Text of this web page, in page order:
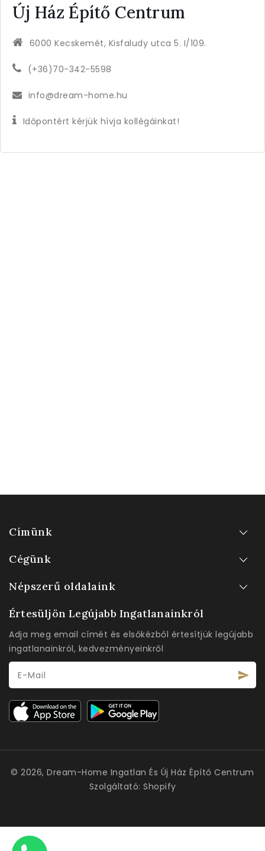
Új Ház Építő Centrum
6000 Kecskemét, Kisfaludy utca 5. I/109.
(+36)70-342-5598
info@dream-home.hu
Időpontért kérjük hívja kollégáinkat!
Címünk
Cégünk
Népszerű oldalaink
Értesüljön Legújabb Ingatlanainkról
Adja meg email címét és elsőkézből értesítjük legújabb
ingatlanainkról, kedvezményeinkről
E-Mail
© 2026,Dream-Home Ingatlan És Új Ház Építő Centrum
Szolgáltató: Shopify